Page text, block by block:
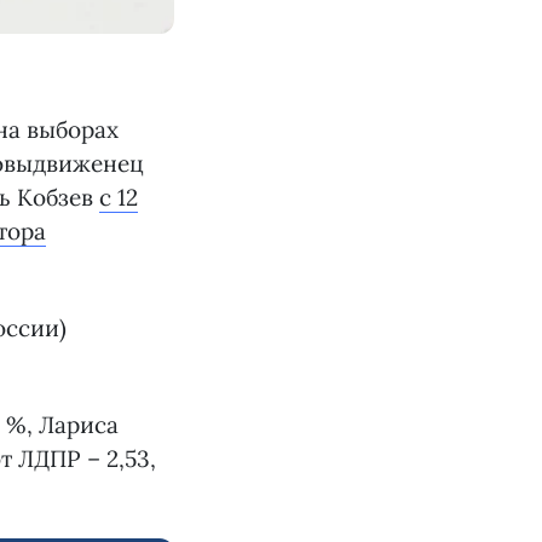
выборах
Кобзев с 12
Лариса
ЛДПР – 2,53,